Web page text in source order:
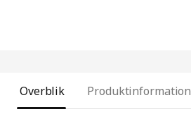
Overblik Produktinformation